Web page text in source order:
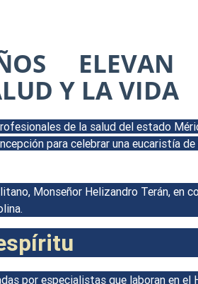
Y LA VIDA
de la salud del estado
para celebrar una eucaristía
Monseñor Helizandro Terán, en
por especialistas que laboran en el